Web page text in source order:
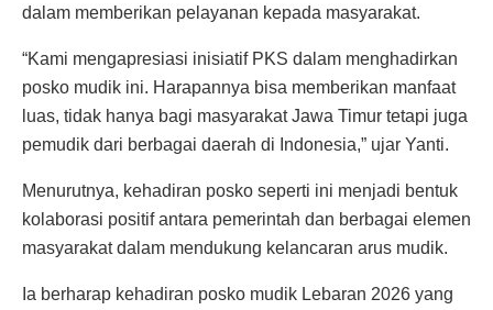
dalam memberikan pelayanan kepada masyarakat.
“Kami mengapresiasi inisiatif PKS dalam menghadirkan
posko mudik ini. Harapannya bisa memberikan manfaat
luas, tidak hanya bagi masyarakat Jawa Timur tetapi juga
pemudik dari berbagai daerah di Indonesia,” ujar Yanti.
Menurutnya, kehadiran posko seperti ini menjadi bentuk
kolaborasi positif antara pemerintah dan berbagai elemen
masyarakat dalam mendukung kelancaran arus mudik.
Ia berharap kehadiran posko mudik Lebaran 2026 yang